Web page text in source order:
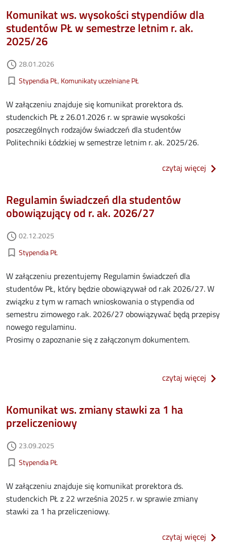
Komunikat ws. wysokości stypendiów dla
studentów PŁ w semestrze letnim r. ak.
2025/26
access_time Data dodania
28.01.2026
bookmark_border Kategorie aktualności
Stypendia PŁ Komunikaty uczelniane PŁ
W załączeniu znajduje się komunikat prorektora ds.
studenckich PŁ z 26.01.2026 r. w sprawie wysokości
poszczególnych rodzajów świadczeń dla studentów
Politechniki Łódzkiej w semestrze letnim r. ak. 2025/26.
czytaj więcej o
Regulamin świadczeń dla studentów
obowiązujący od r. ak. 2026/27
access_time Data dodania
02.12.2025
bookmark_border Kategorie aktualności
Stypendia PŁ
W załączeniu prezentujemy Regulamin świadczeń dla
studentów PŁ, który będzie obowiązywał od r.ak 2026/27. W
związku z tym w ramach wnioskowania o stypendia od
semestru zimowego r.ak. 2026/27 obowiązywać będą przepisy
nowego regulaminu.
Prosimy o zapoznanie się z załączonym dokumentem.
czytaj więcej o
Komunikat ws. zmiany stawki za 1 ha
przeliczeniowy
access_time Data dodania
23.09.2025
bookmark_border Kategorie aktualności
Stypendia PŁ
W załączeniu znajduje się komunikat prorektora ds.
studenckich PŁ z 22 września 2025 r. w sprawie zmiany
stawki za 1 ha przeliczeniowy.
czytaj więcej o